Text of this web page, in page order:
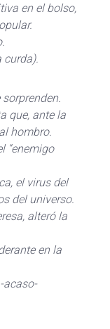
en el bolso,
curda).
que, ante la
hombro.
“enemigo
el virus del
del universo.
alteró la
en la
acaso-